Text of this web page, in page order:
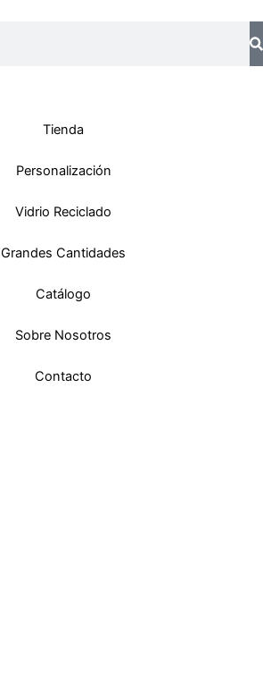
Tienda
Personalización
Vidrio Reciclado
Grandes Cantidades
Catálogo
Sobre Nosotros
Contacto